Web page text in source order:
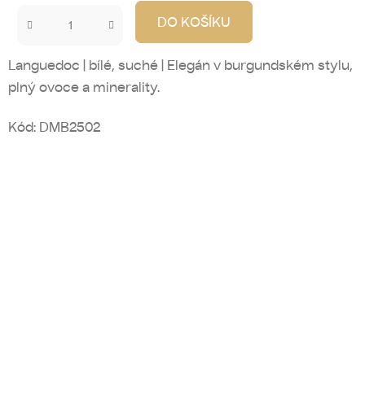
DO KOŠÍKU
Languedoc | bílé, suché | Elegán v burgundském stylu,
plný ovoce a minerality.
Kód: DMB2502